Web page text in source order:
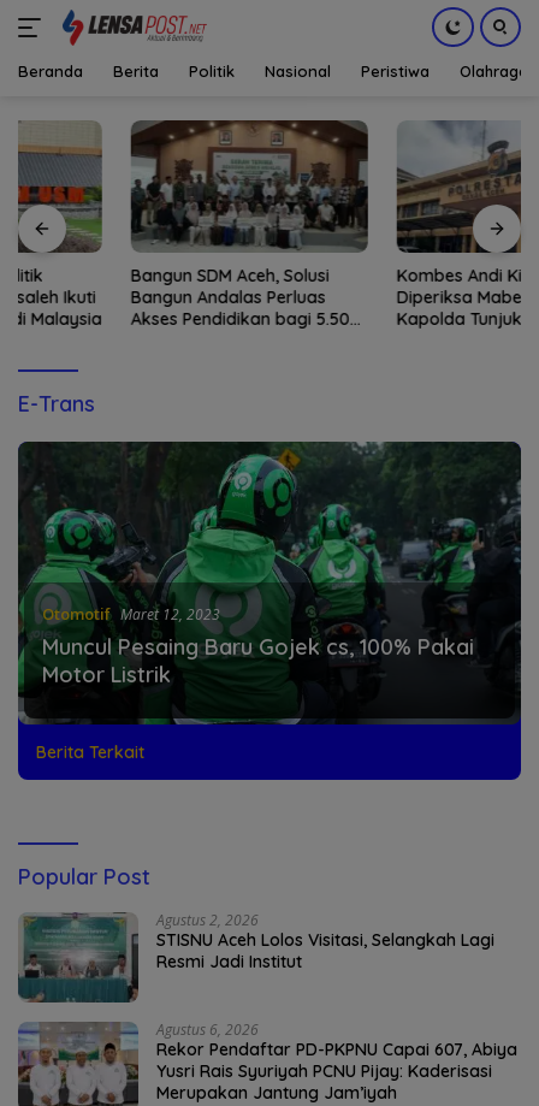
konten
Beranda Berita Politik Nasional Peristiwa Olahraga
Bangun SDM Aceh, Solusi
Bangun Andalas Perluas
Akses Pendidikan bagi 5.500
Kombes Andi Kirana
Diperiksa Mabes Polri,
Kapolda Tunjuk Kabid TIK
E-Trans
Otomotif Maret 12, 2023
Muncul Pesaing Baru Gojek cs, 100% Pakai
Motor Listrik
Berita Terkait
Popular Post
Agustus 2, 2026
STISNU Aceh Lolos Visitasi, Selangkah Lagi
Resmi Jadi Institut
Agustus 6, 2026
Rekor Pendaftar PD-PKPNU Capai 607, Abiya
Yusri Rais Syuriyah PCNU Pijay: Kaderisasi
Merupakan Jantung Jam’iyah